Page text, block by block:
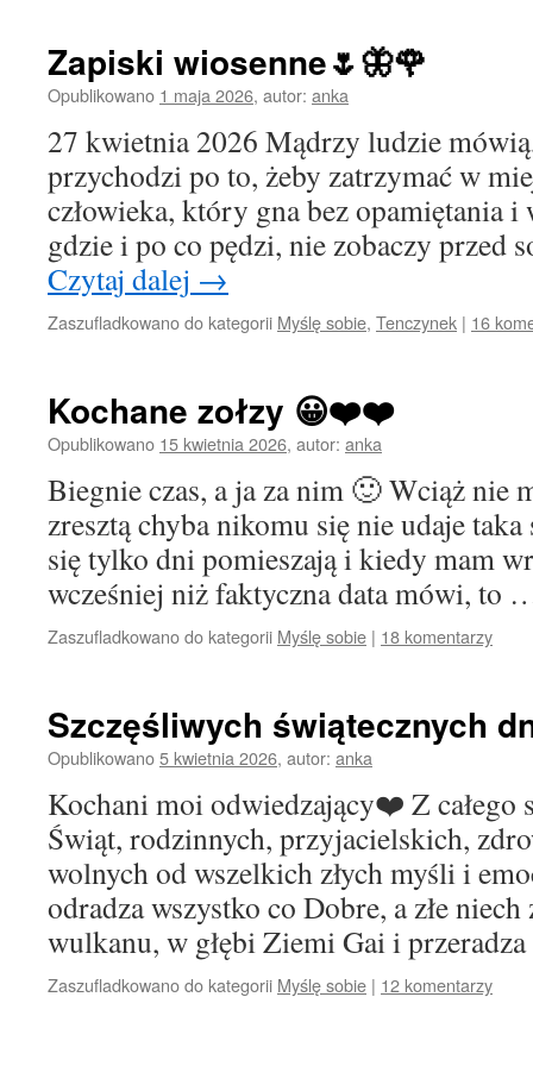
Zapiski wiosenne🌷🦋🌹
Opublikowano 1 maja 2026, autor: anka
27 kwietnia 2026 Mądrzy ludzie
przychodzi po to, żeby zatrzymać w
człowieka, który gna bez opamiętania
gdzie i po co pędzi, nie zobaczy
Czytaj dalej →
Zaszufladkowano do kategorii Myślę sobie, Tenczynek | 16
Kochane zołzy 😀❤️❤️
Opublikowano 15 kwietnia 2026, autor: anka
Biegnie czas, a ja za nim 🙂 Wciąż nie
zresztą chyba nikomu się nie udaje
się tylko dni pomieszają i kiedy mam
wcześniej niż faktyczna data mówi, to
Zaszufladkowano do kategorii Myślę sobie | 18 komentarzy
Szczęśliwych świątecznych
Opublikowano5 kwietnia 2026, autor: anka
Kochani moi odwiedzający❤️ Z całego
Świąt, rodzinnych, przyjacielskich,
wolnych od wszelkich złych myśli i
odradza wszystko co Dobre, a złe
wulkanu, w głębi Ziemi Gai i
Zaszufladkowano do kategorii Myślę sobie | 12 komentarzy